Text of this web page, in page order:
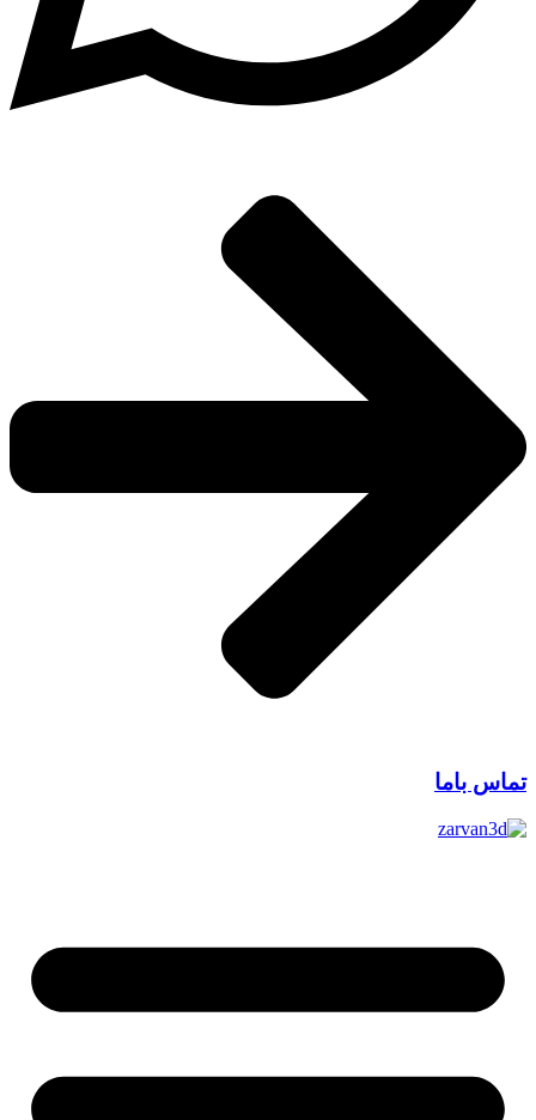
تماس باما